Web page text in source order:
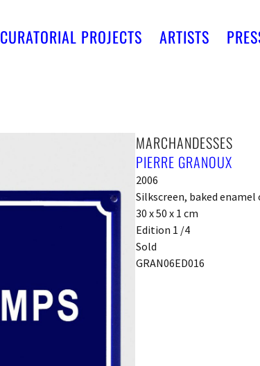
CURATORIAL PROJECTS ARTISTS
MARCHANDESSES
PIERRE GRANOUX
2006
Silkscreen, baked
30 x 50 x 1 cm
Edition 1 /4
Sold
GRAN06ED016